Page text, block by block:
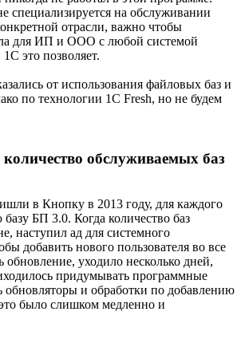
специализируется на обслуживании
отрасли, важно чтобы
для ИП и ООО с любой системой
это позволяет.
от использования файловых баз и
по технологии 1С Fresh, но не будем
обслуживаемых баз
в Кнопку в 2013 году, для каждого
БП 3.0. Когда количество баз
наступил ад для системного
добавить нового пользователя во все
обновление, уходило несколько дней,
придумывать программные
обновляторы и обработки по добавлению
было слишком медленно и